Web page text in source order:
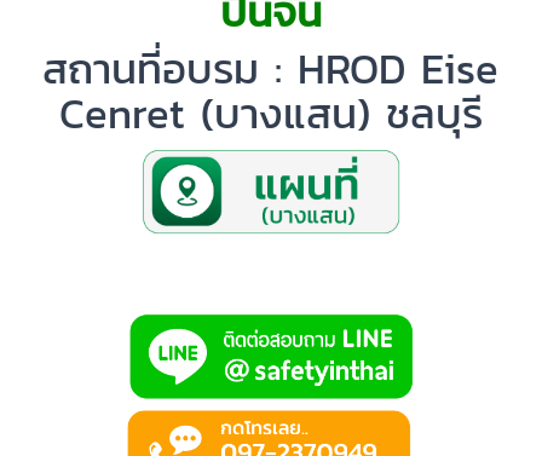
ปั้นจั่น
สถานที่อบรม : HROD Eise
Cenret (บางแสน) ชลบุรี